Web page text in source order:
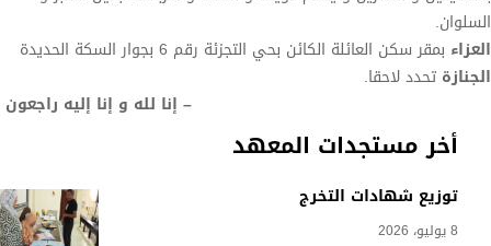
أخر مستجدات المعهد
توزيع شهادات التخرج
8 يوليو، 2026
السلوان.
العزاء بمقر سكن العائلة الكائن بحي التجزئة رقم 6 بجوار السكة الحديدة
الجنازة تحدد لاحقا.
– إنا لله و إنا إليه راجعون